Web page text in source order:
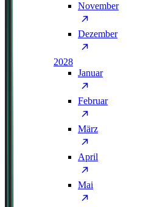
November
Dezember
2028
Januar
Februar
März
April
Mai